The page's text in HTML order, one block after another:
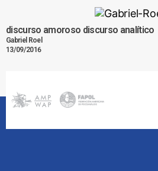
discurso amoroso discurso analítico
Gabriel Roel
13/09/2016